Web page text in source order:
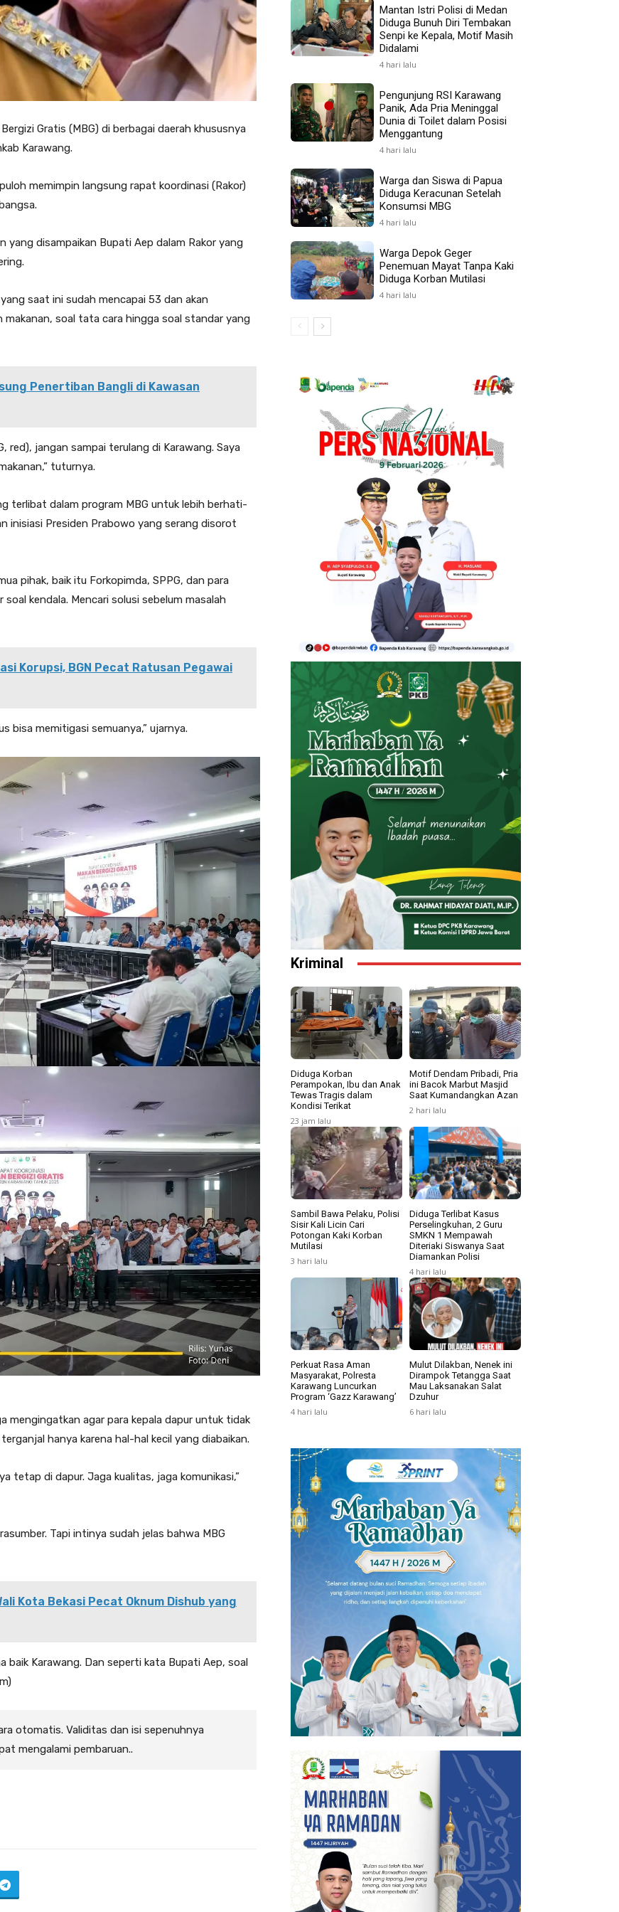
Gratis (MBG) di berbagai daerah khususnya
Karawang.
memimpin langsung rapat koordinasi (Rakor)
yang disampaikan Bupati Aep dalam Rakor yang
saat ini sudah mencapai 53 dan akan
makanan, soal tata cara hingga soal standar yang
Penertiban Bangli di Kawasan
red), jangan sampai terulang di Karawang. Saya
tuturnya.
terlibat dalam program MBG untuk lebih berhati-
inisiasi Presiden Prabowo yang serang disorot
pihak, baik itu Forkopimda, SPPG, dan para
kendala. Mencari solusi sebelum masalah
Korupsi, BGN Pecat Ratusan Pegawai
bisa memitigasi semuanya,” ujarnya.
mengingatkan agar para kepala dapur untuk tidak
hanya karena hal-hal kecil yang diabaikan.
tetap di dapur. Jaga kualitas, jaga komunikasi,”
Tapi intinya sudah jelas bahwa MBG
Kota Bekasi Pecat Oknum Dishub yang
baik Karawang. Dan seperti kata Bupati Aep, soal
otomatis. Validitas dan isi sepenuhnya
mengalami pembaruan..
Mantan Istri Polisi di Medan
Diduga Bunuh Diri Tembakan
Senpi ke Kepala, Motif Masih
Didalami
4 hari lalu
Pengunjung RSI Karawang
Panik, Ada Pria Meninggal
Dunia di Toilet dalam Posisi
Menggantung
4 hari lalu
Warga dan Siswa di Papua
Diduga Keracunan Setelah
Konsumsi MBG
4 hari lalu
Warga Depok Geger
Penemuan Mayat Tanpa Kaki
Diduga Korban Mutilasi
4 hari lalu
Kriminal
Diduga Korban
Perampokan, Ibu dan Anak
Tewas Tragis dalam
Kondisi Terikat
23 jam lalu
Motif Dendam Pribadi, Pria
ini Bacok Marbut Masjid
Saat Kumandangkan Azan
2 hari lalu
Sambil Bawa Pelaku, Polisi
Sisir Kali Licin Cari
Potongan Kaki Korban
Mutilasi
3 hari lalu
Diduga Terlibat Kasus
Perselingkuhan, 2 Guru
SMKN 1 Mempawah
Diteriaki Siswanya Saat
Diamankan Polisi
4 hari lalu
Perkuat Rasa Aman
Masyarakat, Polresta
Karawang Luncurkan
Program ‘Gazz Karawang’
4 hari lalu
Mulut Dilakban, Nenek ini
Dirampok Tetangga Saat
Mau Laksanakan Salat
Dzuhur
6 hari lalu